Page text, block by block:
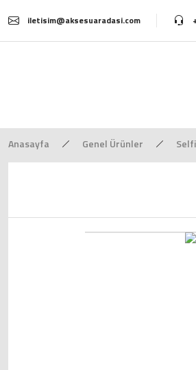
iletisim@aksesuaradasi.com
Anasayfa Genel Ürünler